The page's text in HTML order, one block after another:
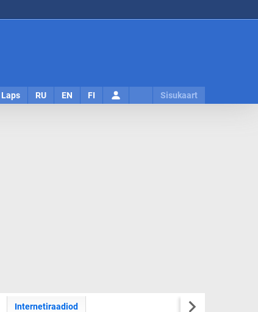
Laps RU EN FI Sisukaart
Internetiraadiod